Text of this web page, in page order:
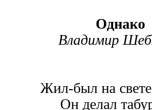
Однако
Владимир
Жил-был на
Он делал